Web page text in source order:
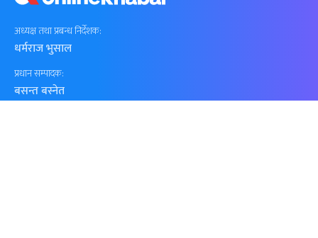
अध्यक्ष तथा प्रबन्ध निर्देशक:
धर्मराज भुसाल
प्रधान सम्पादक:
बसन्त बस्नेत